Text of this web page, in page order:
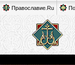
Православие.Ru